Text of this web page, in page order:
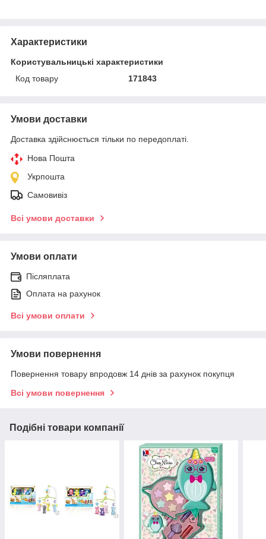
Характеристики
Користувальницькі характеристики
Код товару
171843
Умови доставки
Доставка здійснюється тільки по передоплаті.
Нова Пошта
Укрпошта
Самовивіз
Всі умови доставки
Умови оплати
Післяплата
Оплата на рахунок
Всі умови оплати
Умови повернення
Повернення товару впродовж 14 днів за рахунок покупця
Всі умови повернення
Подібні товари компанії